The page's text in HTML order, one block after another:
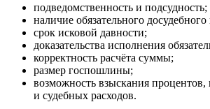
подведомственность и подсудность;
наличие обязательного досудебного
срок исковой давности;
доказательства исполнения
корректность расчёта суммы;
размер госпошлины;
возможность взыскания процентов,
и судебных расходов.